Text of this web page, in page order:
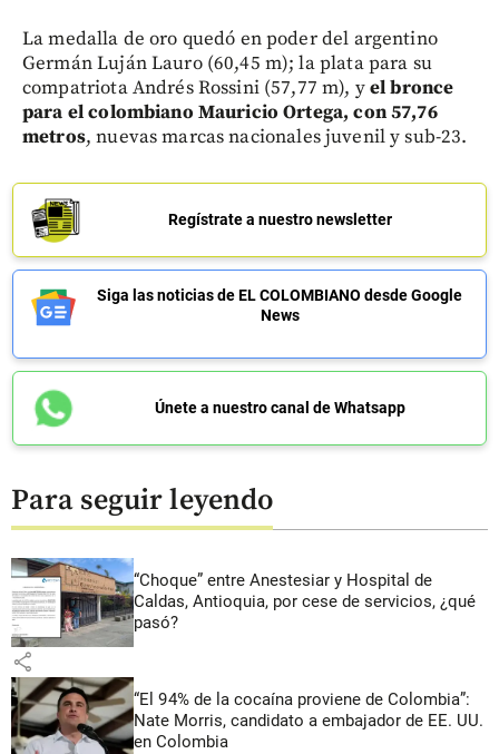
La medalla de oro quedó en poder del argentino
Germán Luján Lauro (60,45 m); la plata para su
compatriota Andrés Rossini (57,77 m), yel bronce
para el colombiano Mauricio Ortega, con 57,76
metros, nuevas marcas nacionales juvenil y sub-23.
Regístrate a nuestro newsletter
Siga las noticias de EL COLOMBIANO desde Google
News
Únete a nuestro canal de Whatsapp
Para seguir leyendo
“Choque” entre Anestesiar y Hospital de
Caldas, Antioquia, por cese de servicios, ¿qué
pasó?
share
“El 94% de la cocaína proviene de Colombia”:
Nate Morris, candidato a embajador de EE. UU.
en Colombia